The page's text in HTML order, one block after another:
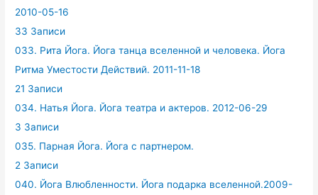
2010-05-16
33 Записи
033. Рита Йога. Йога танца вселенной и человека. Йога
Ритма Уместости Действий. 2011-11-18
21 Записи
034. Натья Йога. Йога театра и актеров. 2012-06-29
3 Записи
035. Парная Йога. Йога с партнером.
2 Записи
040. Йога Влюбленности. Йога подарка вселенной.2009-